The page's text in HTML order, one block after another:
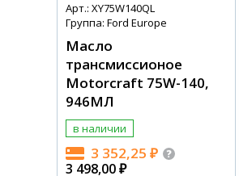
Арт.: XY75W140QL
Группа: Ford Europe
Масло
трансмиcсионое
Motorcraft 75W-140,
946МЛ
в наличии
3 352,25 ₽
3 498,00₽